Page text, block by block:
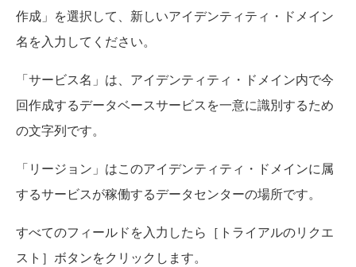
作成」を選択して、新しいアイデンティティ・ドメイン
名を入力してください。
「サービス名」は、アイデンティティ・ドメイン内で今
回作成するデータベースサービスを一意に識別するため
の文字列です。
「リージョン」はこのアイデンティティ・ドメインに属
するサービスが稼働するデータセンターの場所です。
すべてのフィールドを入力したら［トライアルのリクエ
スト］ボタンをクリックします。